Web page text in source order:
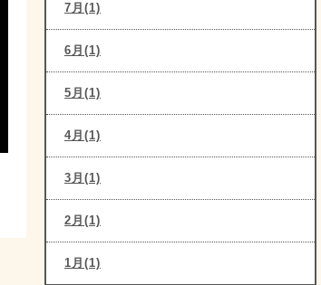
7月(1)
6月(1)
5月(1)
4月(1)
3月(1)
2月(1)
1月(1)